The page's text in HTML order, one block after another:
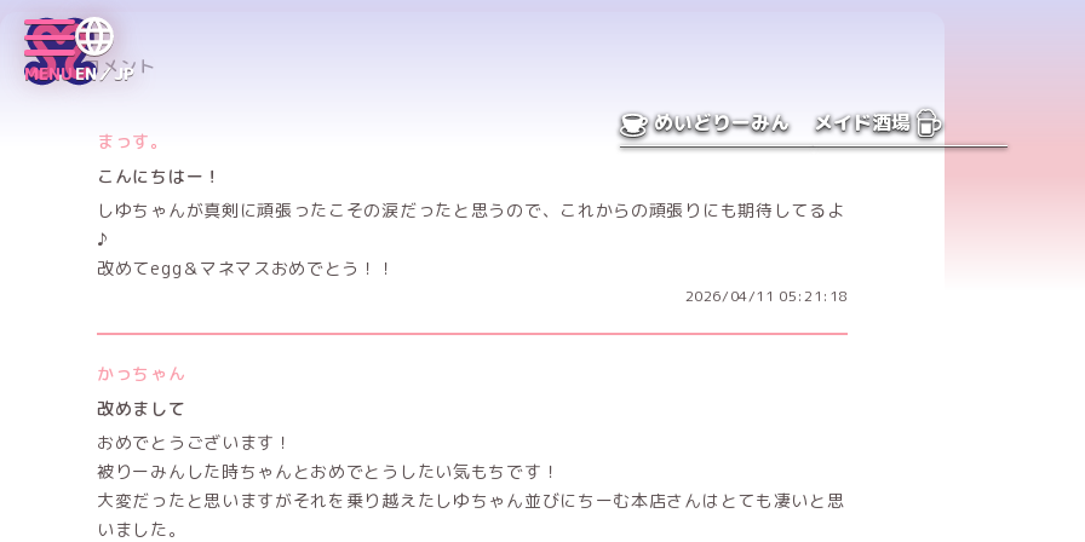
MENUEN／JP
めいどりーみん メイド酒場
へのコメント
まっす。
こんにちはー！
しゆちゃんが真剣に頑張ったこその涙だったと思うので、これからの頑張りにも期待してるよ
♪
改めてegg＆マネマスおめでとう！！
2026/04/11 05:21:18
かっちゃん
改めまして
おめでとうございます！
被りーみんした時ちゃんとおめでとうしたい気もちです！
大変だったと思いますがそれを乗り越えたしゆちゃん並びにちーむ本店さんはとても凄いと思
いました。